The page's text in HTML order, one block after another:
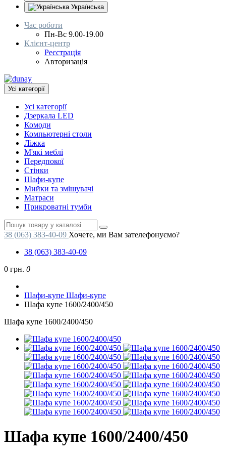
Українська
Час роботи
Пн-Вс 9.00-19.00
Клієнт-центр
Реєстрація
Авторизація
Усі категорії
Усі категорії
Дзеркала LED
Комоди
Компьютерні столи
Ліжка
М'які меблі
Передпокої
Стінки
Шафи-купе
Мийки та змішувачі
Матраси
Прикроватні тумби
38 (063) 383-40-09 Хочете, ми Вам зателефонуємо?
38 (063) 383-40-09
0 грн. 0
Шафи-купе Шафи-купе
Шафа купе 1600/2400/450
Шафа купе 1600/2400/450
Шафа купе 1600/2400/450